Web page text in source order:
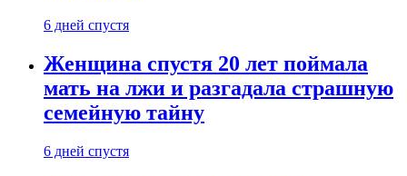
6 дней спустя
Женщина спустя 20 лет поймала
мать на лжи и разгадала страшную
семейную тайну
6 дней спустя